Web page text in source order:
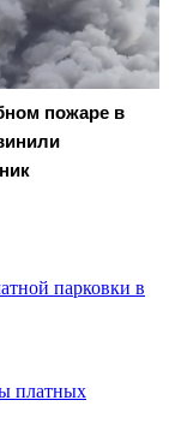
пожаре в
парковки в
платных